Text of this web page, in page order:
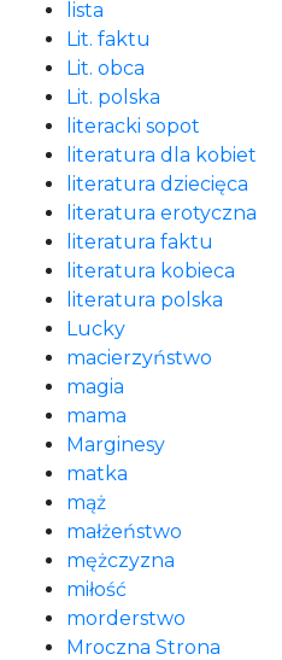
lista
Lit. faktu
Lit. obca
Lit. polska
literacki sopot
literatura dla kobiet
literatura dziecięca
literatura erotyczna
literatura faktu
literatura kobieca
literatura polska
Lucky
macierzyństwo
magia
mama
Marginesy
matka
mąż
małżeństwo
mężczyzna
miłość
morderstwo
Mroczna Strona